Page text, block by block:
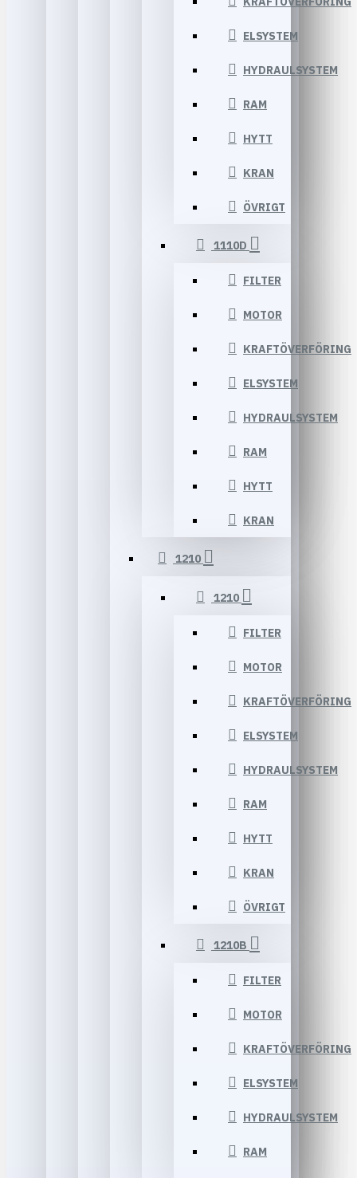
ELSYSTEM
HYDRAULSYSTEM
RAM
HYTT
KRAN
ÖVRIGT
1110D
FILTER
MOTOR
KRAFTÖVERFÖRING
ELSYSTEM
HYDRAULSYSTEM
RAM
HYTT
KRAN
1210
1210
FILTER
MOTOR
KRAFTÖVERFÖRING
ELSYSTEM
HYDRAULSYSTEM
RAM
HYTT
KRAN
ÖVRIGT
1210B
FILTER
MOTOR
KRAFTÖVERFÖRING
ELSYSTEM
HYDRAULSYSTEM
RAM